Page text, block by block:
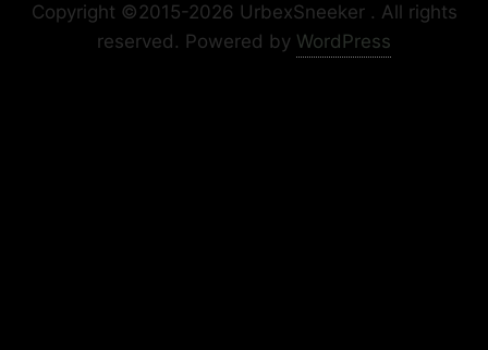
Copyright ©2015-2026 UrbexSneeker . All rights
reserved. Powered by WordPress